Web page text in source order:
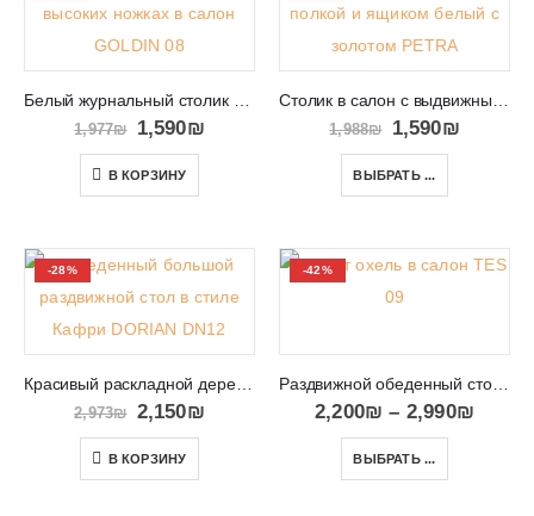
1,977₪ 1,590₪
В КОРЗИНУ
1,988₪ 1,590₪
ВЫБРАТЬ ...
-28%
Красивый раскладной деревянный стол в пинат охель DORIAN DN12
2,973₪ 2,150₪
В КОРЗИНУ
-42%
Раздвижной обеденный стол на одной ноге TES 09
2,200₪ – 2,990₪
ВЫБРАТЬ ...